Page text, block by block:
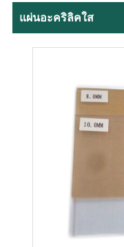
แผ่นอะคริลิคใส